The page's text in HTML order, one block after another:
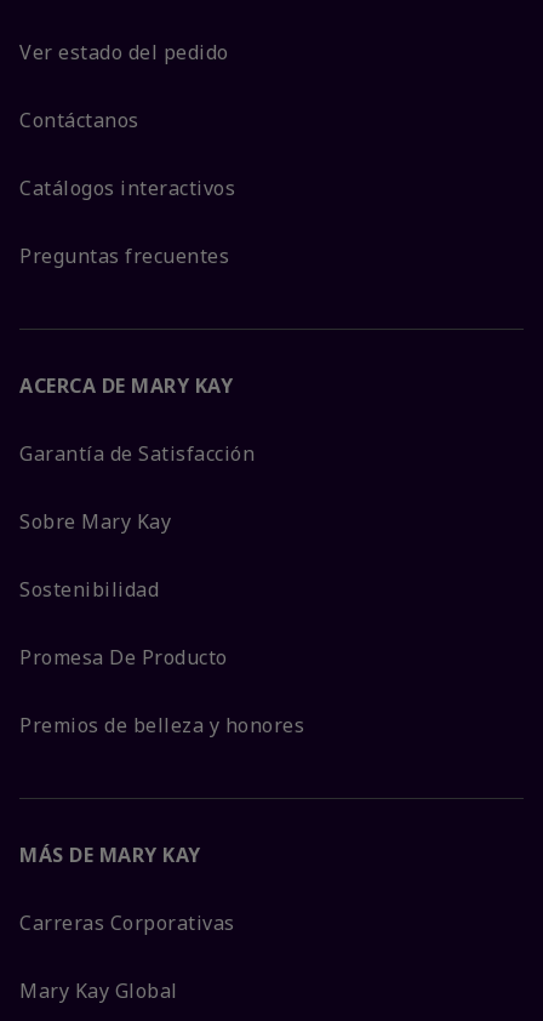
Ver estado del pedido
Contáctanos
Catálogos interactivos
Preguntas frecuentes
ACERCA DE MARY KAY
Garantía de Satisfacción
Sobre Mary Kay
Sostenibilidad
Promesa De Producto
Premios de belleza y honores
MÁS DE MARY KAY
Carreras Corporativas
Mary Kay Global